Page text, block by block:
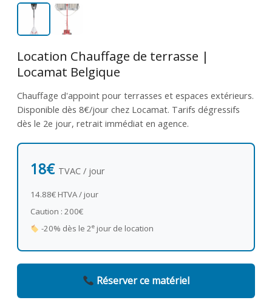
Location Chauffage de terrasse |
Locamat Belgique
Chauffage d'appoint pour terrasses et espaces extérieurs.
Disponible dès 8€/jour chez Locamat. Tarifs dégressifs
dès le 2e jour, retrait immédiat en agence.
18€ TVAC / jour
14.88€ HTVA / jour
Caution : 200€
-20% dès le 2ejour de location
Réserver ce matériel